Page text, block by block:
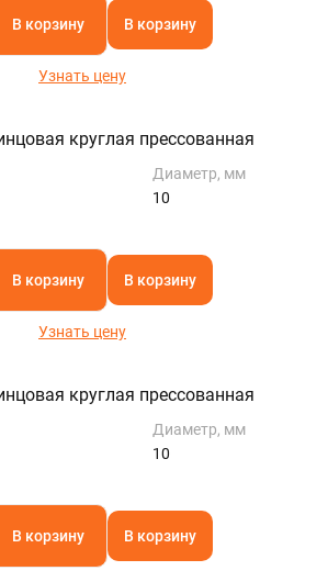
В корзину В корзину
Узнать цену
круглая прессованная
Диаметр, мм
10
В корзину В корзину
Узнать цену
круглая прессованная
Диаметр, мм
10
В корзину В корзину